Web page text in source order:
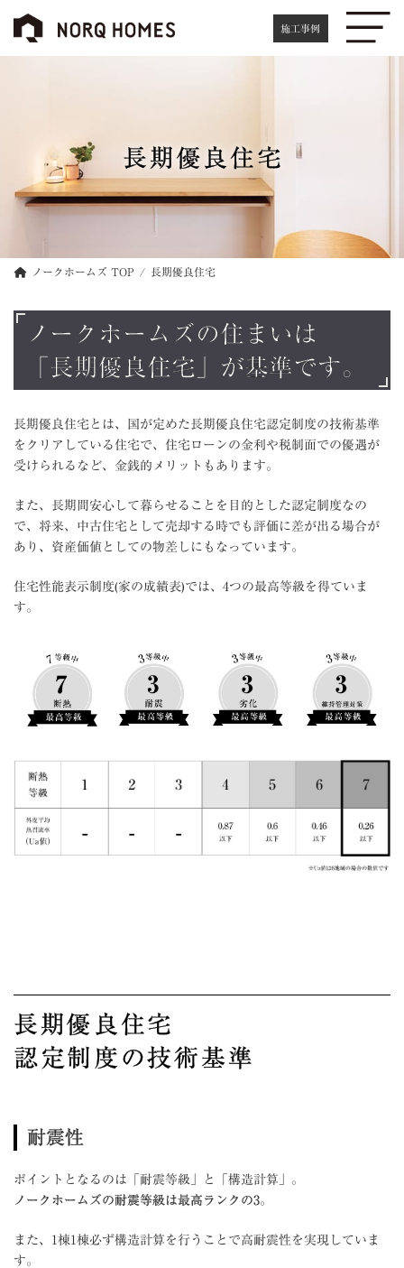
施工事例
長期優良住宅
ノークホームズ TOP 長期優良住宅
ノークホームズの住まいは
「長期優良住宅」が基準です。
長期優良住宅とは、国が定めた長期優良住宅認定制度の技術基準
をクリアしている住宅で、住宅ローンの金利や税制面での優遇が
受けられるなど、金銭的メリットもあります。
また、長期間安心して暮らせることを目的とした認定制度なの
で、将来、中古住宅として売却する時でも評価に差が出る場合が
あり、資産価値としての物差しにもなっています。
住宅性能表示制度(家の成績表)では、4つの最高等級を得ていま
す。
長期優良住宅
認定制度の技術基準
耐震性
ポイントとなるのは「耐震等級」と「構造計算」。
ノークホームズの耐震等級は最高ランクの3。
また、1棟1棟必ず構造計算を行うことで高耐震性を実現していま
す。